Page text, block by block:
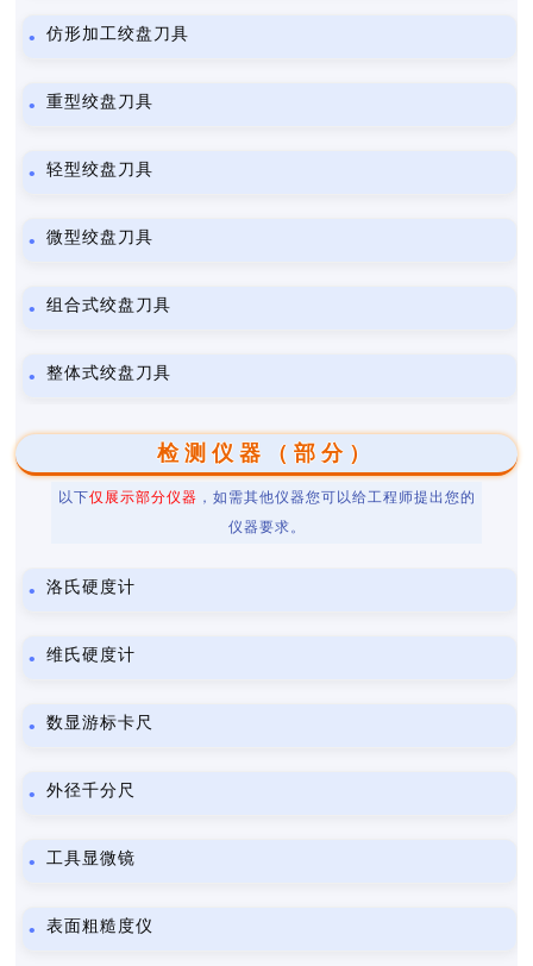
仿形加工绞盘刀具
重型绞盘刀具
轻型绞盘刀具
微型绞盘刀具
组合式绞盘刀具
整体式绞盘刀具
检测仪器（部分）
以下仅展示部分仪器 ，如需其他仪器您可以给工程师提出您的
仪器要求。
洛氏硬度计
维氏硬度计
数显游标卡尺
外径千分尺
工具显微镜
表面粗糙度仪